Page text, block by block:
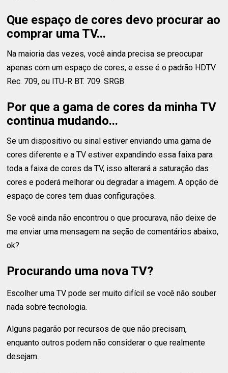
Que espaço de cores devo procurar ao
comprar uma TV...
Na maioria das vezes, você ainda precisa se preocupar
apenas com um espaço de cores, e esse é o padrão HDTV
Rec. 709, ou ITU-R BT. 709. SRGB
Por que a gama de cores da minha TV
continua mudando...
Se um dispositivo ou sinal estiver enviando uma gama de
cores diferente e a TV estiver expandindo essa faixa para
toda a faixa de cores da TV, isso alterará a saturação das
cores e poderá melhorar ou degradar a imagem. A opção de
espaço de cores tem duas configurações.
Se você ainda não encontrou o que procurava, não deixe de
me enviar uma mensagem na seção de comentários abaixo,
ok?
Procurando uma nova TV?
Escolher uma TV pode ser muito difícil se você não souber
nada sobre tecnologia.
Alguns pagarão por recursos de que não precisam,
enquanto outros podem não considerar o que realmente
desejam.